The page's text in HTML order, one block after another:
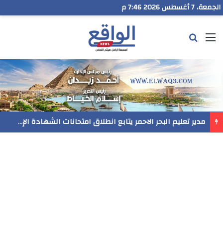
الجمعة، 7 أغسطس 2026 7:47 م
القائمة
مدير تعليم البحر الاحمر يتابع انطلاق امتحانات الشهادة الإعدادية ويؤكد: الانضباط